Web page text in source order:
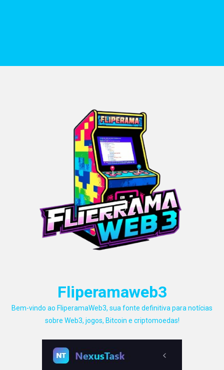
Fliperamaweb3
Bem-vindo ao FliperamaWeb3, sua fonte definitiva para notícias
sobre Web3, jogos, Bitcoin e criptomoedas!